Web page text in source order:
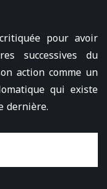
pour avoir
successives du
action comme un
qui existe
dernière.